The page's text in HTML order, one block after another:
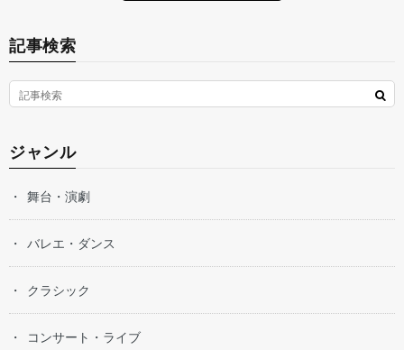
記事検索
ジャンル
舞台・演劇
バレエ・ダンス
クラシック
コンサート・ライブ